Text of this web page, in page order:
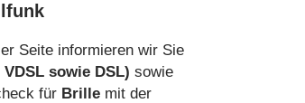
Seite informieren wir Sie
sowie DSL) sowie
für Brille mit der